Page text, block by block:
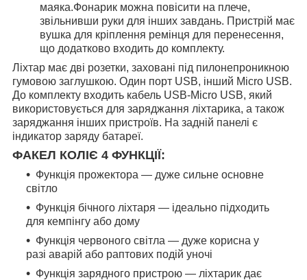
маяка.Фонарик можна повісити на плече,
звільнивши руки для інших завдань. Пристрій має
вушка для кріплення ремінця для перенесення,
що додатково входить до комплекту.
Ліхтар має дві розетки, заховані під пилонепроникною
гумовою заглушкою. Один порт USB, інший Micro USB.
До комплекту входить кабель USB-Micro USB, який
використовується для заряджання ліхтарика, а також
заряджання інших пристроїв. На задній панелі є
індикатор заряду батареї.
ФАКЕЛ КОЛІЄ 4 ФУНКЦІЇ:
Функція прожектора — дуже сильне основне
світло
Функція бічного ліхтаря — ідеально підходить
для кемпінгу або дому
Функція червоного світла — дуже корисна у
разі аварій або раптових подій уночі
Функція зарядного пристрою — ліхтарик дає